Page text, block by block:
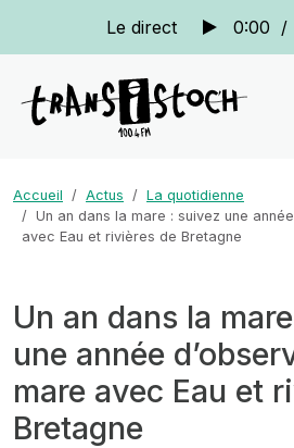
Le direct 0:00 /
Accueil Actus
La quotidienne
Un an dans la mare : suivez une
avec Eau et rivières de Bretagne
Un an dans la
une année
mare avec Eau et
Bretagne